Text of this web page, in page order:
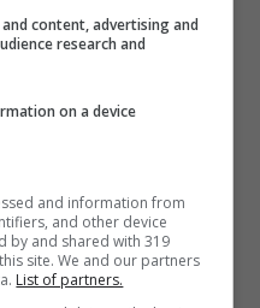
che gli ha dato il
si è poi risposato
attuale moglie
due figlie: Maria
2010 era
e suo
content, advertising and
research and
on a device
and information from
and other device
by and shared with 319
site. We and our partners
List of partners.